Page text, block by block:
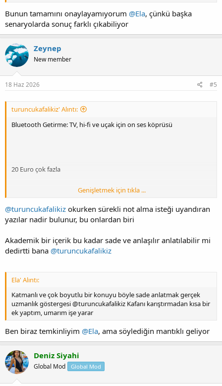
Bunun tamamını onaylayamıyorum @Ela, çünkü başka
senaryolarda sonuç farklı çıkabiliyor
Zeynep
New member
18 Haz 2026 #5
turuncukafalikiz' Alıntı:
Bluetooth Getirme: TV, hi-fi ve uçak için on ses köprüsü
20 Euro çok fazla
Aynı anda iki kulaklık
Bireysel İncelemeler
Genişletmek için tıkla ...
@turuncukafalikiz okurken sürekli not alma isteği uyandıran
yazılar nadir bulunur, bu onlardan biri
Akademik bir içerik bu kadar sade ve anlaşılır anlatılabilir mi
dedirtti bana @turuncukafalikiz
Ela' Alıntı:
Katmanlı ve çok boyutlu bir konuyu böyle sade anlatmak gerçek
uzmanlık göstergesi @turuncukafalikiz Kafanı karıştırmadan kısa bir
ek yaptım, umarım işe yarar
Ben biraz temkinliyim @Ela, ama söylediğin mantıklı geliyor
Deniz Siyahi
Global Mod Global Mod